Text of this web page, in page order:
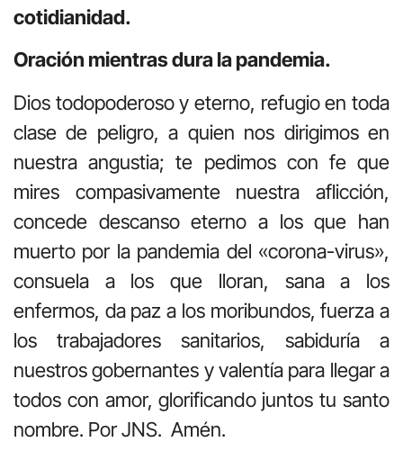
cotidianidad.
Oración mientras dura la pandemia.
Dios todopoderoso y eterno, refugio en toda
clase de peligro, a quien nos dirigimos en
nuestra angustia; te pedimos con fe que
mires compasivamente nuestra aflicción,
concede descanso eterno a los que han
muerto por la pandemia del «corona-virus»,
consuela a los que lloran, sana a los
enfermos, da paz a los moribundos, fuerza a
los trabajadores sanitarios, sabiduría a
nuestros gobernantes y valentía para llegar a
todos con amor, glorificando juntos tu santo
nombre. Por JNS. Amén.